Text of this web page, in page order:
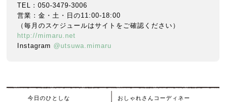
TEL：050-3479-3006
営業：金・土・日の11:00-18:00
（毎月のスケジュールはサイトをご確認ください）
http://mimaru.net
Instagram @utsuwa.mimaru
今日のひとしな
おしゃれさんコーディネー